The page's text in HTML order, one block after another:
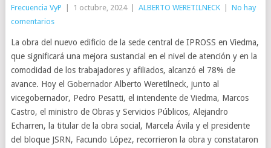
Frecuencia VyP 1 octubre, 2024 ALBERTO WERETILNECK
No hay
comentarios
La obra del nuevo edificio de la sede central de IPROSS en Viedma,
que significará una mejora sustancial en el nivel de atención y en la
comodidad de los trabajadores y afiliados, alcanzó el 78% de
avance. Hoy el Gobernador Alberto Weretilneck, junto al
vicegobernador, Pedro Pesatti, el intendente de Viedma, Marcos
Castro, el ministro de Obras y Servicios Públicos, Alejandro
Echarren, la titular de la obra social, Marcela Ávila y el presidente
del bloque JSRN, Facundo López, recorrieron la obra y constataron